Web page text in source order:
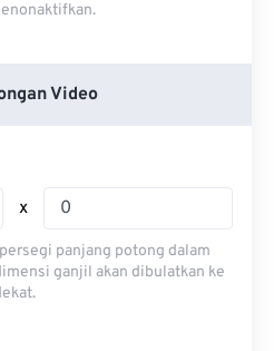
Video
x
panjang potong dalam
ganjil akan dibulatkan ke